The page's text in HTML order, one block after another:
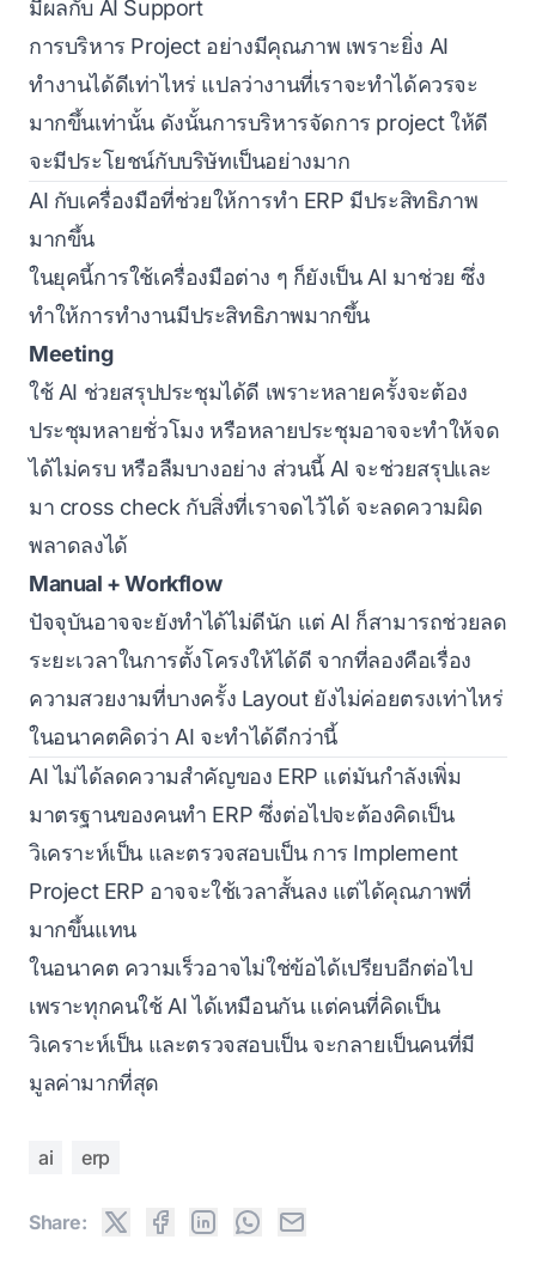
มีผลกับ AI Support
การบริหาร Project อย่างมีคุณภาพ เพราะยิ่ง AI
ทำงานได้ดีเท่าไหร่ แปลว่างานที่เราจะทำได้ควรจะ
มากขึ้นเท่านั้น ดังนั้นการบริหารจัดการ project ให้ดี
จะมีประโยชน์กับบริษัทเป็นอย่างมาก
AI กับเครื่องมือที่ช่วยให้การทำ ERP มีประสิทธิภาพ
มากขึ้น
ในยุคนี้การใช้เครื่องมือต่าง ๆ ก็ยังเป็น AI มาช่วย ซึ่ง
ทำให้การทำงานมีประสิทธิภาพมากขึ้น
Meeting
ใช้ AI ช่วยสรุปประชุมได้ดี เพราะหลายครั้งจะต้อง
ประชุมหลายชั่วโมง หรือหลายประชุมอาจจะทำให้จด
ได้ไม่ครบ หรือลืมบางอย่าง ส่วนนี้ AI จะช่วยสรุปและ
มา cross check กับสิ่งที่เราจดไว้ได้ จะลดความผิด
พลาดลงได้
Manual + Workflow
ปัจจุบันอาจจะยังทำได้ไม่ดีนัก แต่ AI ก็สามารถช่วยลด
ระยะเวลาในการตั้งโครงให้ได้ดี จากที่ลองคือเรื่อง
ความสวยงามที่บางครั้ง Layout ยังไม่ค่อยตรงเท่าไหร่
ในอนาคตคิดว่า AI จะทำได้ดีกว่านี้
AI ไม่ได้ลดความสำคัญของ ERP แต่มันกำลังเพิ่ม
มาตรฐานของคนทำ ERP ซึ่งต่อไปจะต้องคิดเป็น
วิเคราะห์เป็น และตรวจสอบเป็น การ Implement
Project ERP อาจจะใช้เวลาสั้นลง แต่ได้คุณภาพที่
มากขึ้นแทน
ในอนาคต ความเร็วอาจไม่ใช่ข้อได้เปรียบอีกต่อไป
เพราะทุกคนใช้ AI ได้เหมือนกัน แต่คนที่คิดเป็น
วิเคราะห์เป็น และตรวจสอบเป็น จะกลายเป็นคนที่มี
มูลค่ามากที่สุด
ai erp
Share: